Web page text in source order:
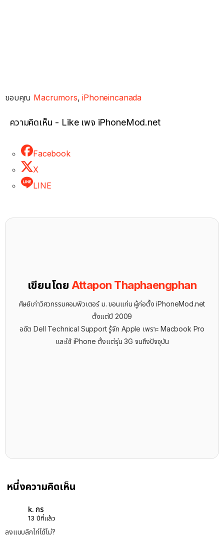
ขอบคุณ Macrumors,iPhoneincanada
ความคิดเห็น - Like เพจ iPhoneMod.net
Facebook
X
LINE
เขียนโดย Attapon Thaphaengphan
ศิษย์เก่าวิศวกรรมคอมพิวเตอร์ ม. ขอนแก่น ผู้ก่อตั้ง iPhoneMod.net
ตั้งแต่ปี 2009
อดีต Dell Technical Support รู้จัก ​Apple เพราะ Macbook Pro
และใช้ iPhone ตั้งแต่รุ่น 3G จนถึงปัจจุบัน
หนึ่งความคิดเห็น
k. กร
13 ปีที่แล้ว
ลงแบบลักไก่ได้ไม่?